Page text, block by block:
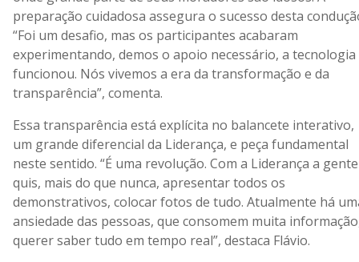
preparação cuidadosa assegura o sucesso desta
“Foi um desafio, mas os participantes acabaram
experimentando, demos o apoio necessário, a tecnologia
funcionou. Nós vivemos a era da transformação e da
transparência”, comenta.
Essa transparência está explícita no balancete interativo,
um grande diferencial da Liderança, e peça fundamental
neste sentido. “É uma revolução. Com a Liderança a gente
quis, mais do que nunca, apresentar todos os
demonstrativos, colocar fotos de tudo. Atualmente há
ansiedade das pessoas, que consomem muita
querer saber tudo em tempo real”, destaca Flávio.